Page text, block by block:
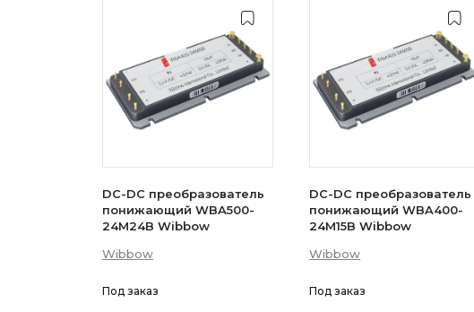
DC-DC преобразователь
понижающий WBA500-
24M24B Wibbow
Wibbow
Под заказ
DC-DC преобразователь
понижающий WBA400-
24M15B Wibbow
Wibbow
Под заказ